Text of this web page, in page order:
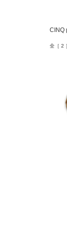
CINQ
全［ 2